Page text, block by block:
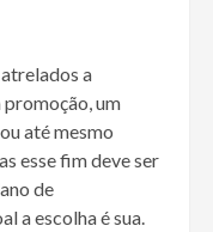
a
promoção, um
até mesmo
esse fim deve ser
de
a escolha é sua.